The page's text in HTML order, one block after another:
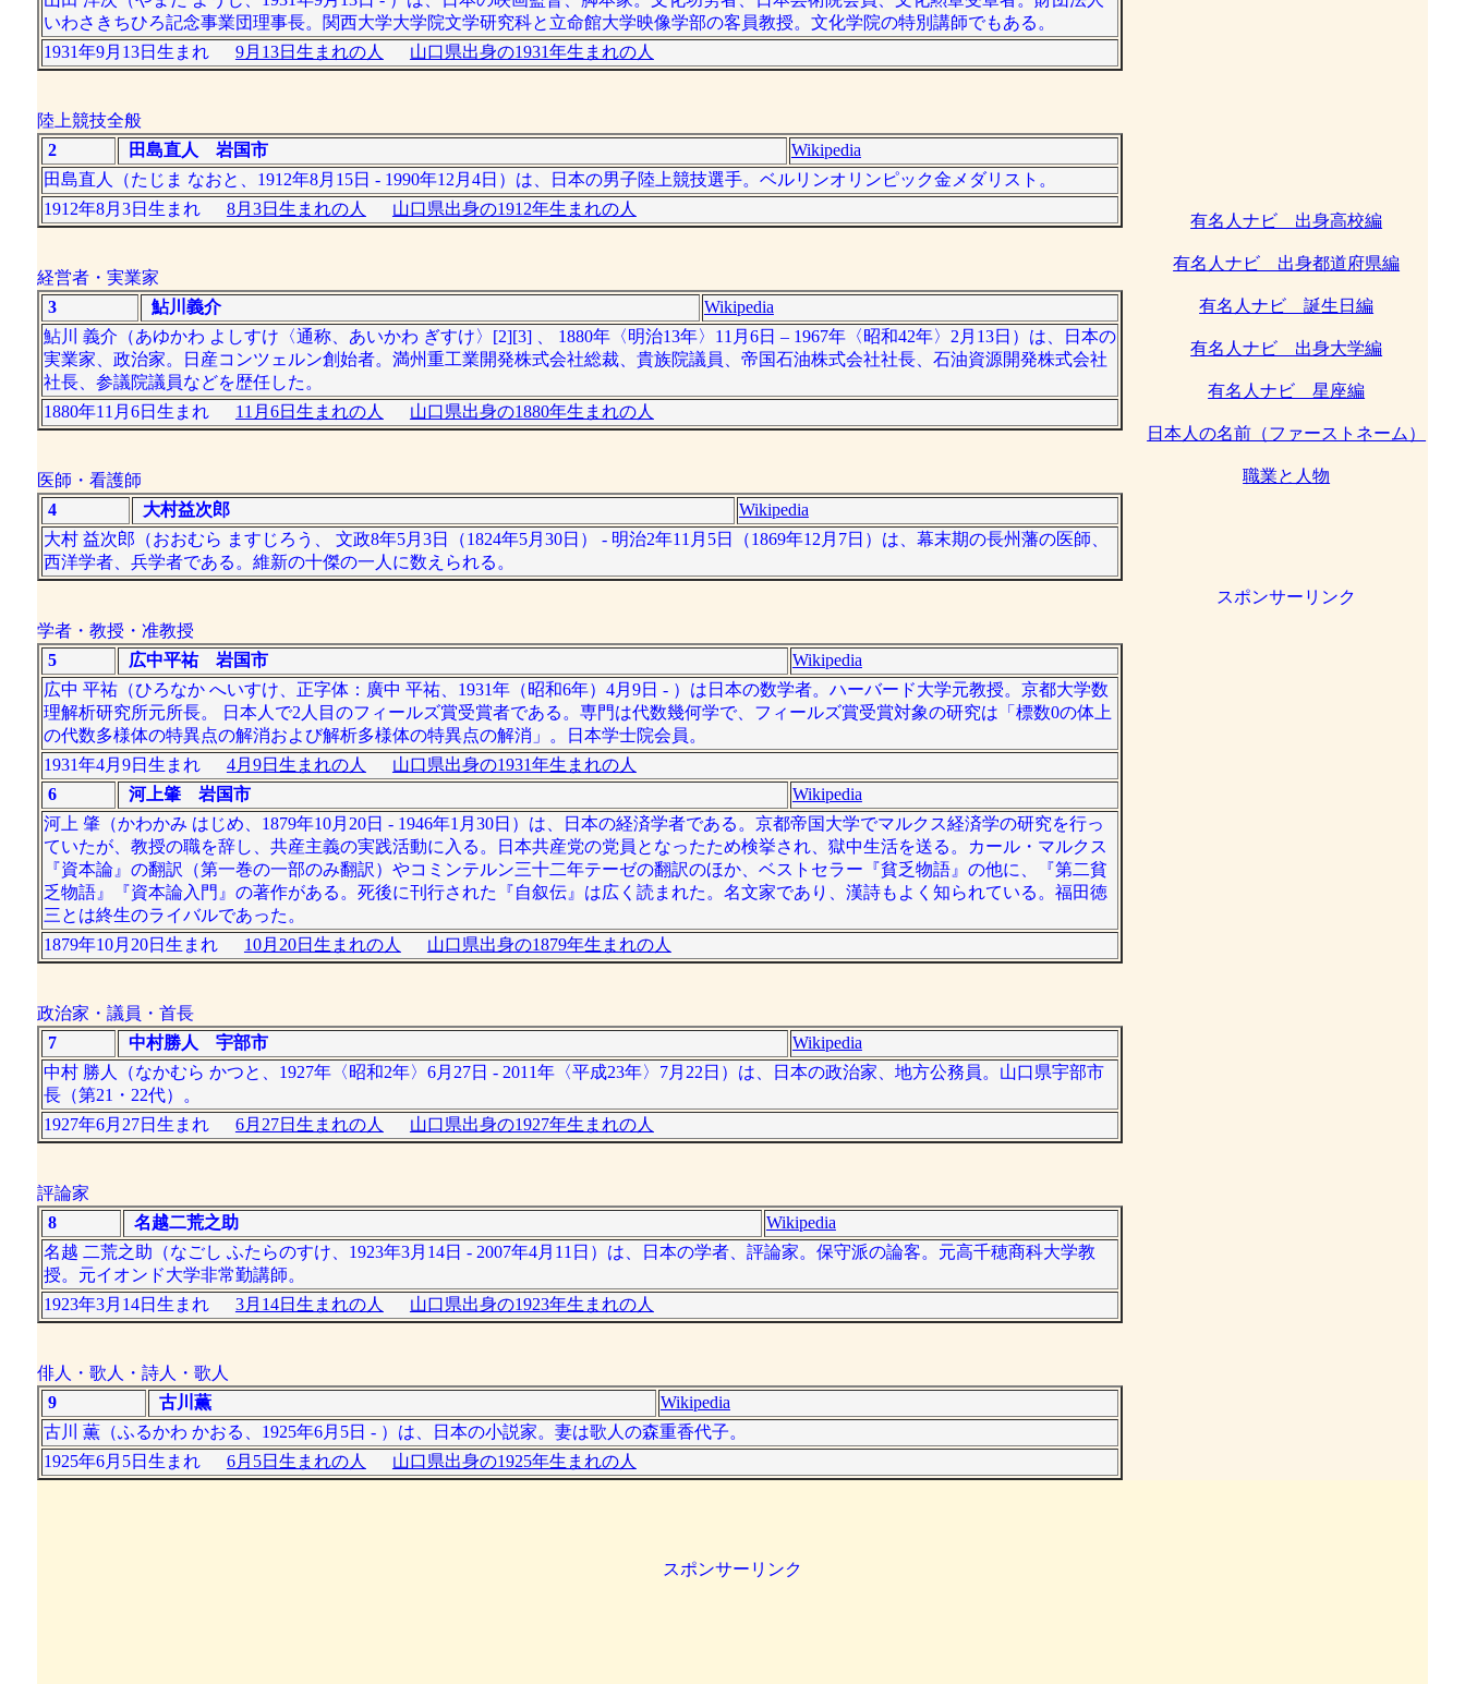
いわさきちひろ記念事業団理事長。関西大学大学院文学研究科と立命館大学映像学部の客員教授。文化学院の特別講師でもある。
1931年9月13日生まれ 9月13日生まれの人 山口県出身の1931年生まれの人
陸上競技全般
2
田島直人 岩国市
Wikipedia
田島直人（たじま なおと、1912年8月15日 - 1990年12月4日）は、日本の男子陸上競技選手。ベルリンオリンピック金メダリスト。
1912年8月3日生まれ 8月3日生まれの人 山口県出身の1912年生まれの人
経営者・実業家
3
鮎川義介
Wikipedia
鮎川 義介（あゆかわ よしすけ〈通称、あいかわ ぎすけ〉[2][3] 、 1880年〈明治13年〉11月6日 – 1967年〈昭和42年〉2月13日）は、日本の
実業家、政治家。日産コンツェルン創始者。満州重工業開発株式会社総裁、貴族院議員、帝国石油株式会社社長、石油資源開発株式会社
社長、参議院議員などを歴任した。
1880年11月6日生まれ 11月6日生まれの人 山口県出身の1880年生まれの人
医師・看護師
4
大村益次郎
Wikipedia
大村 益次郎（おおむら ますじろう、 文政8年5月3日（1824年5月30日） - 明治2年11月5日（1869年12月7日）は、幕末期の長州藩の医師、
西洋学者、兵学者である。維新の十傑の一人に数えられる。
学者・教授・准教授
5
広中平祐 岩国市
Wikipedia
広中 平祐（ひろなか へいすけ、正字体：廣中 平祐、1931年（昭和6年）4月9日 - ）は日本の数学者。ハーバード大学元教授。京都大学数
理解析研究所元所長。 日本人で2人目のフィールズ賞受賞者である。専門は代数幾何学で、フィールズ賞受賞対象の研究は「標数0の体上
の代数多様体の特異点の解消および解析多様体の特異点の解消」。日本学士院会員。
1931年4月9日生まれ 4月9日生まれの人
山口県出身の1931年生まれの人
6
河上肇 岩国市
Wikipedia
河上 肇（かわかみ はじめ、1879年10月20日 - 1946年1月30日）は、日本の経済学者である。京都帝国大学でマルクス経済学の研究を行っ
ていたが、教授の職を辞し、共産主義の実践活動に入る。日本共産党の党員となったため検挙され、獄中生活を送る。カール・マルクス
『資本論』の翻訳（第一巻の一部のみ翻訳）やコミンテルン三十二年テーゼの翻訳のほか、ベストセラー『貧乏物語』の他に、『第二貧
乏物語』『資本論入門』の著作がある。死後に刊行された『自叙伝』は広く読まれた。名文家であり、漢詩もよく知られている。福田徳
三とは終生のライバルであった。
1879年10月20日生まれ 10月20日生まれの人 山口県出身の1879年生まれの人
政治家・議員・首長
7
中村勝人 宇部市
Wikipedia
中村 勝人（なかむら かつと、1927年〈昭和2年〉6月27日 - 2011年〈平成23年〉7月22日）は、日本の政治家、地方公務員。山口県宇部市
長（第21・22代）。
1927年6月27日生まれ 6月27日生まれの人 山口県出身の1927年生まれの人
評論家
8
名越二荒之助
Wikipedia
名越 二荒之助（なごし ふたらのすけ、1923年3月14日 - 2007年4月11日）は、日本の学者、評論家。保守派の論客。元高千穂商科大学教
授。元イオンド大学非常勤講師。
1923年3月14日生まれ 3月14日生まれの人 山口県出身の1923年生まれの人
俳人・歌人・詩人・歌人
9
古川薫
Wikipedia
古川 薫（ふるかわ かおる、1925年6月5日 - ）は、日本の小説家。妻は歌人の森重香代子。
1925年6月5日生まれ 6月5日生まれの人 山口県出身の1925年生まれの人
有名人ナビ 出身高校編
有名人ナビ 出身都道府県編
有名人ナビ 誕生日編
有名人ナビ 出身大学編
有名人ナビ 星座編
日本人の名前（ファーストネーム）
職業と人物
スポンサーリンク
スポンサーリンク